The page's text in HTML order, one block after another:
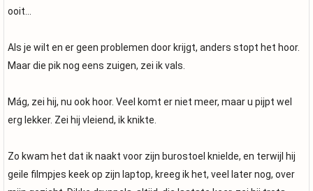
ooit…
Als je wilt en er geen problemen door krijgt, anders stopt het hoor.
Maar die pik nog eens zuigen, zei ik vals.
Mág, zei hij, nu ook hoor. Veel komt er niet meer, maar u pijpt wel
erg lekker. Zei hij vleiend, ik knikte.
Zo kwam het dat ik naakt voor zijn burostoel knielde, en terwijl hij
geile filmpjes keek op zijn laptop, kreeg ik het, veel later nog, over